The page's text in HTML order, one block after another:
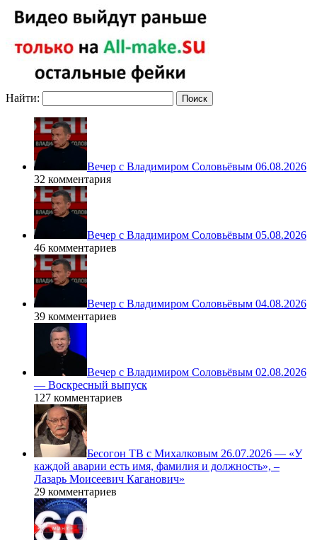
Найти:
Вечер с Владимиром Соловьёвым 06.08.2026
32 комментария
Вечер с Владимиром Соловьёвым 05.08.2026
46 комментариев
Вечер с Владимиром Соловьёвым 04.08.2026
39 комментариев
Вечер с Владимиром Соловьёвым 02.08.2026
— Воскресный выпуск
127 комментариев
Бесогон ТВ с Михалковым 26.07.2026 — «У
каждой аварии есть имя, фамилия и должность», –
Лазарь Моисеевич Каганович»
29 комментариев